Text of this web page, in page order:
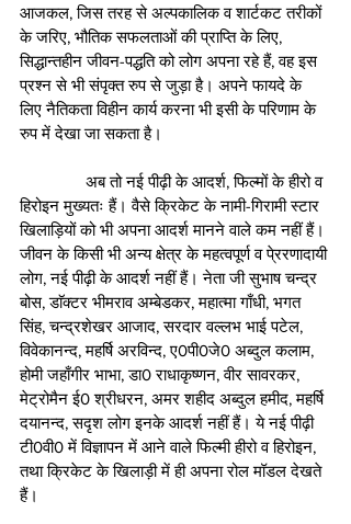
आजकल, जिस तरह से अल्पकालिक व शार्टकट तरीकों
के जरिए, भौतिक सफलताओं की प्राप्ति के लिए,
सिद्धान्तहीन जीवन-पद्धति को लोग अपना रहे हैं, वह इस
प्रश्न से भी संपृक्त रुप से जुड़ा है। अपने फायदे के
लिए नैतिकता विहीन कार्य करना भी इसी के परिणाम के
रुप में देखा जा सकता है।
हिरोइन मुख्यतः हैं। वैसे क्रिकेट के नामी-गिरामी स्टार
खिलाड़ियों को भी अपना आदर्श मानने वाले कम नहीं हैं।
जीवन के किसी भी अन्य क्षेत्र के महत्वपूर्ण व पे्ररणादायी
लोग, नई पीढ़ी के आदर्श नहीं हैं। नेता जी सुभाष चन्द्र
बोस, डाॅक्टर भीमराव अम्बेडकर, महात्मा गाँधी, भगत
सिंह, चन्द्रशेखर आजाद, सरदार वल्लभ भाई पटेल,
विवेकानन्द, महर्षि अरविन्द, ए0पी0जे0 अब्दुल कलाम,
होमी जहाँगीर भाभा, डा0 राधाकृष्णन, वीर सावरकर,
मेट्रोमैन ई0 श्रीधरन, अमर शहीद अब्दुल हमीद, महर्षि
दयानन्द, सदृश लोग इनके आदर्श नहीं हैं। ये नई पीढ़ी
टी0वी0 में विज्ञापन में आने वाले फिल्मी हीरो व हिरोइन,
तथा क्रिकेट के खिलाड़ी में ही अपना रोल मॉडल देखते
हैं।